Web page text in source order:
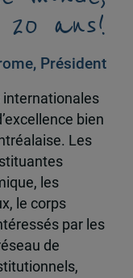
20 ans!
Président
internationales
bien
Les
les
le corps
par les
de